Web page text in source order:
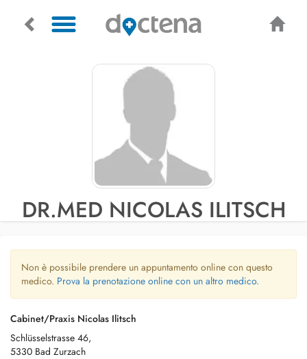
DR.MED NICOLAS ILITSCH
Non è possibile prendere un appuntamento online con questo
medico. Prova la prenotazione online con un altro medico.
Cabinet/Praxis Nicolas Ilitsch
Schlüsselstrasse 46,
5330 Bad Zurzach